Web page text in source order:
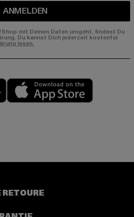
ANMELDEN
mit Deinen Daten umgeht, findest Du
Du kannst Dich jederzeit kostenfei
lesen.
Play market